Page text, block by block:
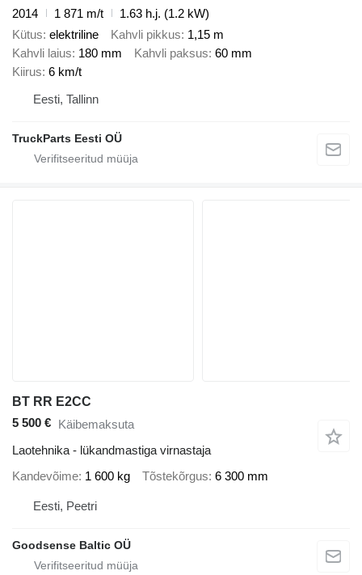
2014
1 871 m/t
1.63 h.j. (1.2 kW)
Kütus elektriline Kahvli pikkus 1,15 m
Kahvli laius 180 mm Kahvli paksus 60 mm
Kiirus 6 km/t
Eesti, Tallinn
TruckParts Eesti OÜ
BT RR E2CC
5 500 € Käibemaksuta
Laotehnika - lükandmastiga virnastaja
Kandevõime 1 600 kg Tõstekõrgus 6 300 mm
Eesti, Peetri
Goodsense Baltic OÜ